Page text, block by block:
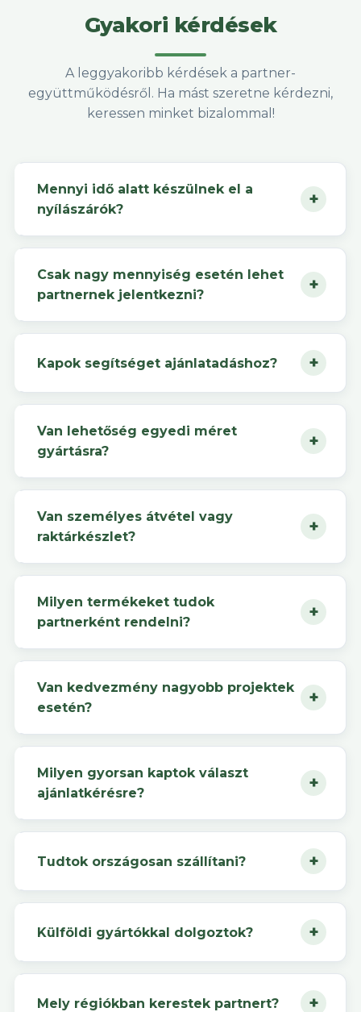
Gyakori kérdések
A leggyakoribb kérdések a partner-
együttműködésről. Ha mást szeretne kérdezni,
keressen minket bizalommal!
Mennyi idő alatt készülnek el a
nyílászárók?
Csak nagy mennyiség esetén lehet
partnernek jelentkezni?
Kapok segítséget ajánlatadáshoz?
Van lehetőség egyedi méret
gyártásra?
Van személyes átvétel vagy
raktárkészlet?
Milyen termékeket tudok
partnerként rendelni?
Van kedvezmény nagyobb projektek
esetén?
Milyen gyorsan kaptok választ
ajánlatkérésre?
Tudtok országosan szállítani?
Külföldi gyártókkal dolgoztok?
Mely régiókban kerestek partnert?